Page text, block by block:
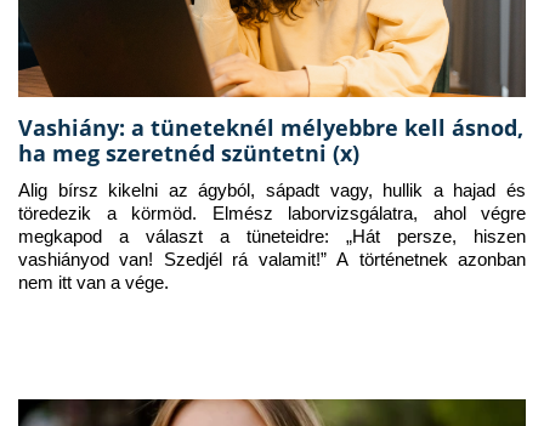
Vashiány: a tüneteknél mélyebbre kell ásnod,
ha meg szeretnéd szüntetni (x)
Alig bírsz kikelni az ágyból, sápadt vagy, hullik a hajad és
töredezik a körmöd. Elmész laborvizsgálatra, ahol végre
megkapod a választ a tüneteidre: „Hát persze, hiszen
vashiányod van! Szedjél rá valamit!” A történetnek azonban
nem itt van a vége.